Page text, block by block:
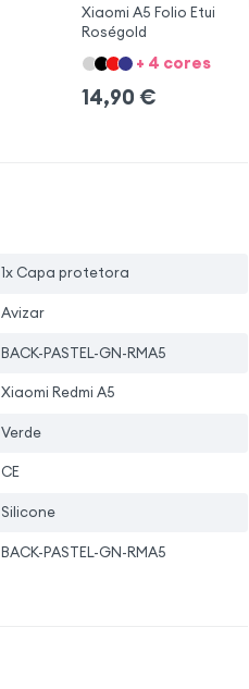
Xiaomi A5 Folio Etui
Roségold
+ 4 cores
14,90 €
1x Capa protetora
Avizar
BACK-PASTEL-GN-RMA5
Xiaomi Redmi A5
Verde
CE
Silicone
BACK-PASTEL-GN-RMA5